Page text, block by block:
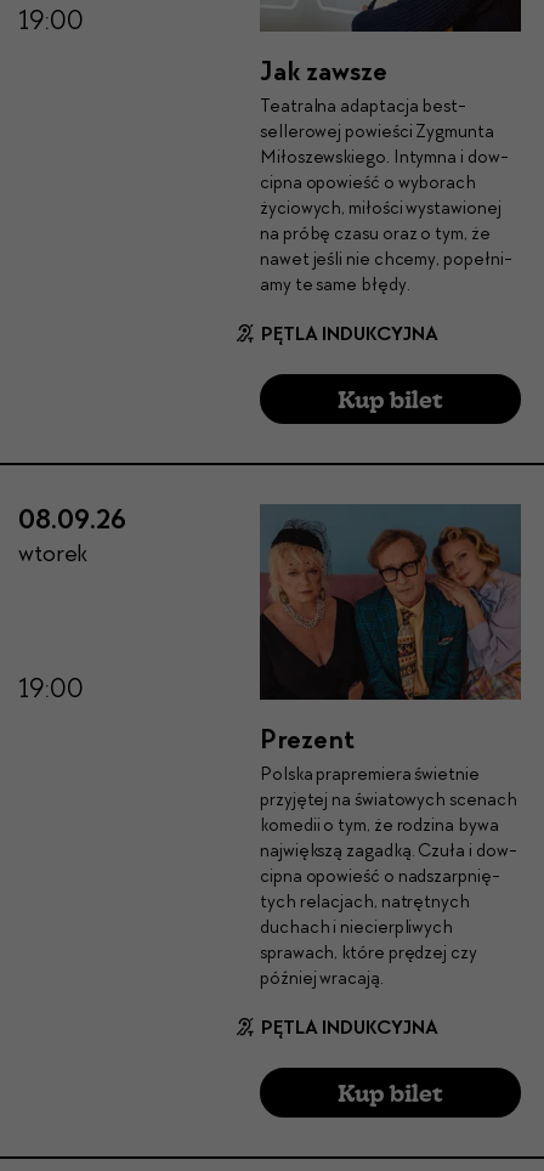
19:00
PĘTLA INDUKCYJNA
Jak zawsze
Teatral­na adap­tac­ja best­
sellerowej powieś­ci Zyg­mun­ta
Miłoszewskiego. Intym­na i dow­
cip­na opowieść o wyb­o­rach
życiowych, miłoś­ci wys­taw­ionej
na próbę cza­su oraz o tym, że
nawet jeśli nie chce­my, popeł­ni­
amy te same błędy.
Kup bilet
08.09.26
19:00
wtorek
PĘTLA INDUKCYJNA
Prezent
Pol­s­ka prapremiera świet­nie
przyjętej na świa­towych sce­nach
komedii o tym, że rodz­i­na bywa
najwięk­szą zagad­ką. Czuła i dow­
cip­na opowieść o nad­szarp­nię­
tych relac­jach, natręt­nych
duchach i niecier­pli­wych
sprawach, które prędzej czy
później wraca­ją.
Kup bilet